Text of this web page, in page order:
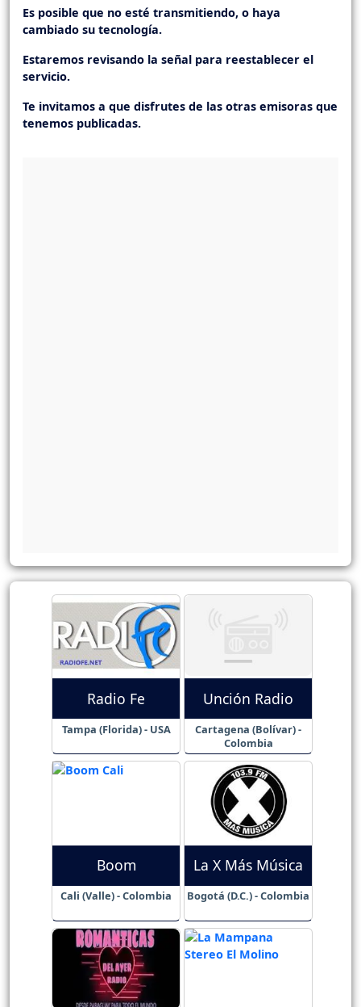
Es posible que no esté transmitiendo, o haya
cambiado su tecnología.
Estaremos revisando la señal para reestablecer el
servicio.
Te invitamos a que disfrutes de las otras emisoras que
tenemos publicadas.
Radio Fe
Tampa (Florida) - USA
Unción Radio
Cartagena (Bolívar) -
Colombia
Boom
Cali (Valle) - Colombia
La X Más Música
Bogotá (D.C.) - Colombia